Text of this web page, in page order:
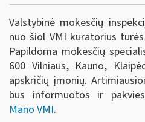
Valstybinė mokesčių
nuo šiol VMI kuratorius
Papildoma mokesčių
600 Vilniaus, Kauno,
apskričių įmonių.
bus informuotos ir
Mano VMI.